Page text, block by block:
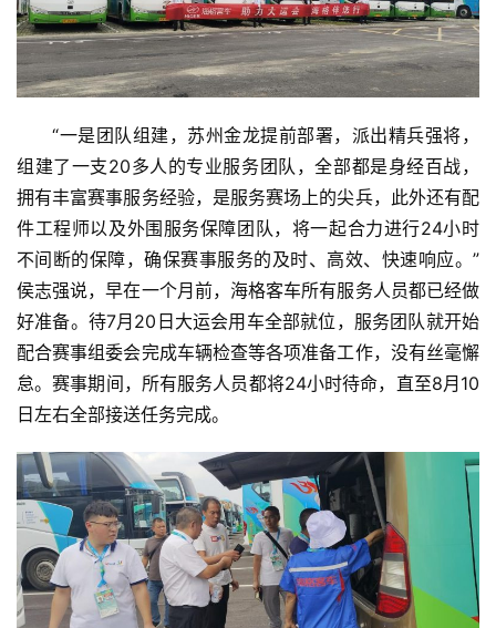
“一是团队组建，苏州金龙提前部署，派出精兵强将，
组建了一支20多人的专业服务团队，全部都是身经百战，
拥有丰富赛事服务经验，是服务赛场上的尖兵，此外还有配
件工程师以及外围服务保障团队，将一起合力进行24小时
不间断的保障，确保赛事服务的及时、高效、快速响应。”
侯志强说，早在一个月前，海格客车所有服务人员都已经做
好准备。待7月20日大运会用车全部就位，服务团队就开始
配合赛事组委会完成车辆检查等各项准备工作，没有丝毫懈
怠。赛事期间，所有服务人员都将24小时待命，直至8月10
日左右全部接送任务完成。